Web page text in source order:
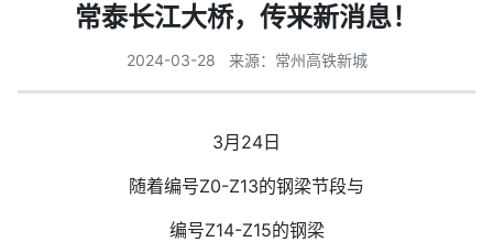
常泰长江大桥，传来新消息！
2024-03-28 来源：常州高铁新城
3月24日
随着编号Z0-Z13的钢梁节段与
编号Z14-Z15的钢梁